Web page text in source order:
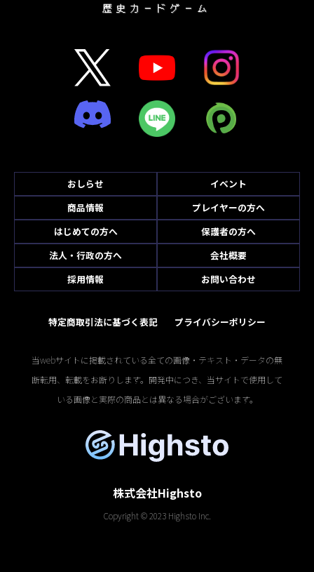
おしらせ
イベント
商品情報
プレイヤーの方へ
はじめての方へ
保護者の方へ
法人・行政の方へ
会社概要
採用情報
お問い合わせ
特定商取引法に基づく表記 プライバシーポリシー
当webサイトに掲載されている全ての画像・テキスト・データの無
断転用、転載をお断りします。開発中につき、当サイトで使用して
いる画像と実際の商品とは異なる場合がございます。
株式会社Highsto
Copyright © 2023 Highsto Inc.